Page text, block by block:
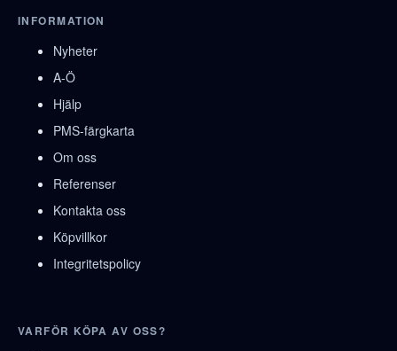
INFORMATION
Nyheter
A-Ö
Hjälp
PMS-färgkarta
Om oss
Referenser
Kontakta oss
Köpvillkor
Integritetspolicy
VARFÖR KÖPA AV OSS?